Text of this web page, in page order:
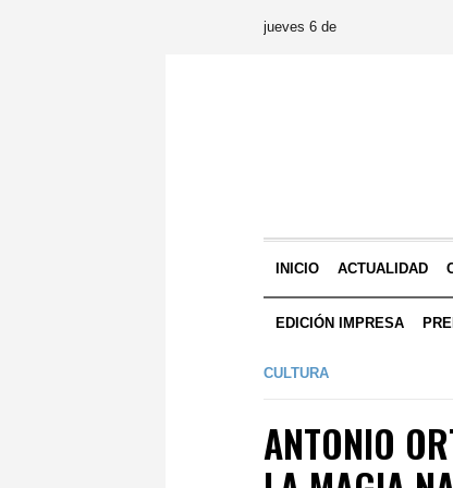
jueves 6 de
INICIO ACTUALIDAD
EDICIÓN IMPRESA
CULTURA
ANTONIO